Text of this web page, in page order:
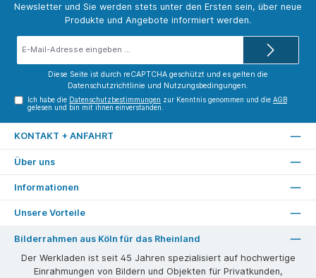
Newsletter und Sie werden stets unter den Ersten sein, über neue
Produkte und Angebote informiert werden.
Diese Seite ist durch reCAPTCHA geschützt und es gelten die
Datenschutzrichtlinie und Nutzungsbedingungen
Ich habe die Datenschutzbestimmungen zur Kenntnis genommen und dieAGB
gelesen und bin mit ihnen einverstanden.
KONTAKT + ANFAHRT
Über uns
Informationen
Unsere Vorteile
Bilderrahmen aus Köln für das Rheinland
Der Werkladen ist seit 45 Jahren spezialisiert auf hochwertige
Einrahmungen von Bildern und Objekten für Privatkunden,